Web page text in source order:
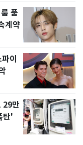
품
계약
이
29만
탄'